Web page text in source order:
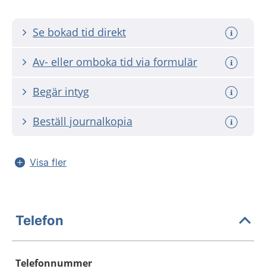
Se bokad tid direkt
Av- eller omboka tid via formulär
Begär intyg
Beställ journalkopia
Visa fler
Telefon
Telefonnummer